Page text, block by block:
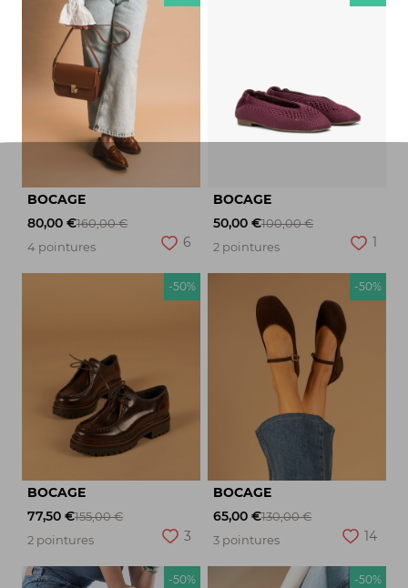
BOCAGE
80,00 €160,00 €
4 pointures
6
BOCAGE
50,00 €100,00 €
2 pointures
1
-50%
BOCAGE
77,50 €155,00 €
2 pointures
3
-50%
BOCAGE
65,00 €130,00 €
3 pointures
14
-50% -50%